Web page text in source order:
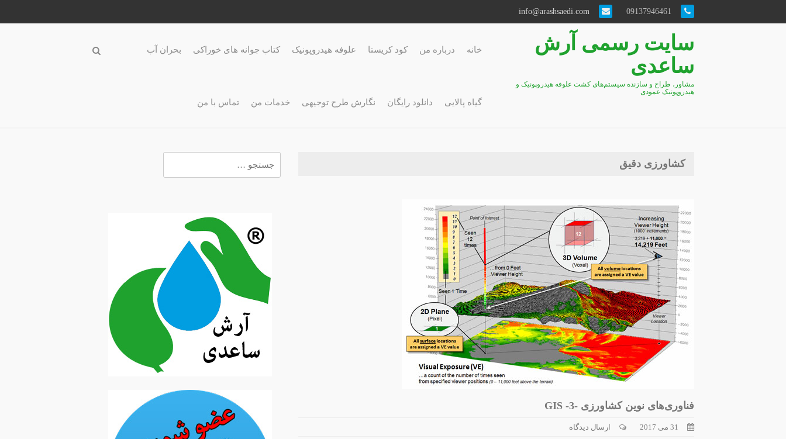
سایت رسمی آرش
ساعدی
مشاور، طراح و سازنده سیستم‌های کشت علوفه هیدروپونیک و
هیدروپونیک عمودی
خانه درباره من کود کریستا علوفه هیدروپونیک کتاب جوانه های خوراکی بحران آب
گیاه پالایی دانلود رایگان نگارش طرح توجیهی خدمات من تماس با من
کشاورزی دقیق
فناوری‌های نوین کشاورزی -3- GIS
31 می 2017 ارسال دیدگاه
برای: